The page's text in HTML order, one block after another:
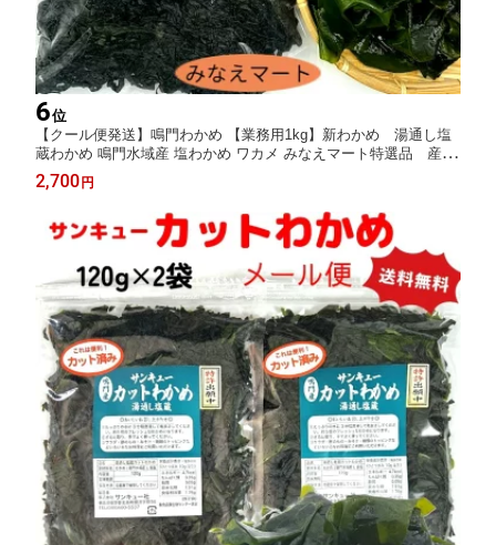
6位
【クール便発送】鳴門わかめ 【業務用1kg】新わかめ 湯通し塩
蔵わかめ 鳴門水域産 塩わかめ ワカメ みなえマート特選品 産地
直送【サンキュー社】
2,700円